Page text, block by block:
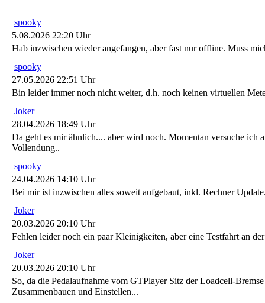
spooky
5.08.2026 22:20 Uhr
Hab inzwischen wieder angefangen, aber fast nur offline. Muss
spooky
27.05.2026 22:51 Uhr
Bin leider immer noch nicht weiter, d.h. noch keinen virtuellen
Joker
28.04.2026 18:49 Uhr
Da geht es mir ähnlich.... aber wird noch. Momentan versuche ich
Vollendung..
spooky
24.04.2026 14:10 Uhr
Bei mir ist inzwischen alles soweit aufgebaut, inkl. Rechner
Joker
20.03.2026 20:10 Uhr
Fehlen leider noch ein paar Kleinigkeiten, aber eine Testfahrt an
Joker
20.03.2026 20:10 Uhr
So, da die Pedalaufnahme vom GTPlayer Sitz der Loadcell-
Zusammenbauen und Einstellen...